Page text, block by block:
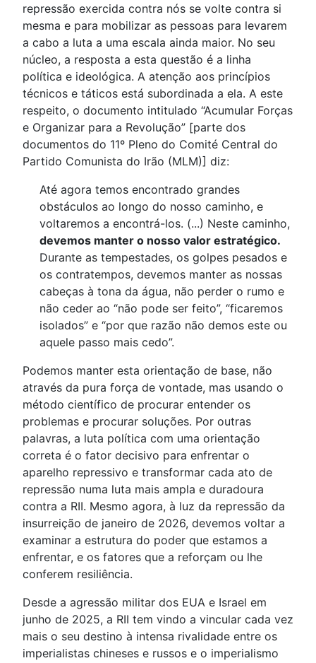
repressão exercida contra nós se volte contra si
mesma e para mobilizar as pessoas para levarem
a cabo a luta a uma escala ainda maior. No seu
núcleo, a resposta a esta questão é a linha
política e ideológica. A atenção aos princípios
técnicos e táticos está subordinada a ela. A este
respeito, o documento intitulado “Acumular Forças
e Organizar para a Revolução” [parte dos
documentos do 11º Pleno do Comité Central do
Partido Comunista do Irão (MLM)] diz:
Até agora temos encontrado grandes
obstáculos ao longo do nosso caminho, e
voltaremos a encontrá-los. (...) Neste caminho,
devemos manter o nosso valor estratégico.
Durante as tempestades, os golpes pesados e
os contratempos, devemos manter as nossas
cabeças à tona da água, não perder o rumo e
não ceder ao “não pode ser feito”, “ficaremos
isolados” e “por que razão não demos este ou
aquele passo mais cedo”.
Podemos manter esta orientação de base, não
através da pura força de vontade, mas usando o
método científico de procurar entender os
problemas e procurar soluções. Por outras
palavras, a luta política com uma orientação
correta é o fator decisivo para enfrentar o
aparelho repressivo e transformar cada ato de
repressão numa luta mais ampla e duradoura
contra a RII. Mesmo agora, à luz da repressão da
insurreição de janeiro de 2026, devemos voltar a
examinar a estrutura do poder que estamos a
enfrentar, e os fatores que a reforçam ou lhe
conferem resiliência.
Desde a agressão militar dos EUA e Israel em
junho de 2025, a RII tem vindo a vincular cada vez
mais o seu destino à intensa rivalidade entre os
imperialistas chineses e russos e o imperialismo